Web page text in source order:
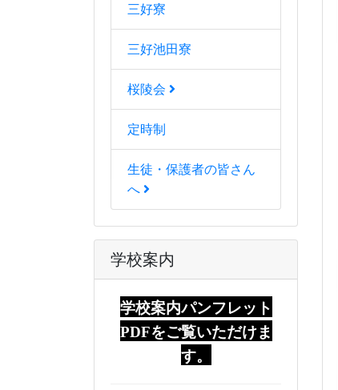
三好寮
三好池田寮
桜陵会
定時制
生徒・保護者の皆さん
へ
学校案内
学校案内パンフレット
PDFをご覧いただけま
す。